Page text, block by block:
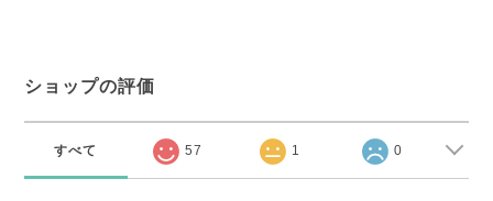
ショップの評価
すべて 57 1 0